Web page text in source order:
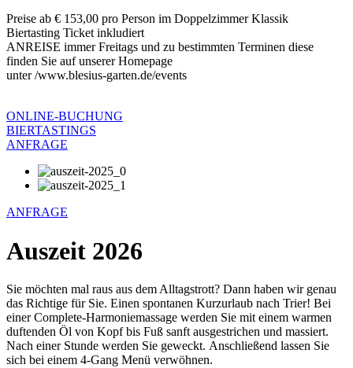
Preise ab € 153,00 pro Person im Doppelzimmer Klassik
Biertasting Ticket inkludiert
ANREISE immer Freitags und zu bestimmten Terminen diese
finden Sie auf unserer Homepage
unter /www.blesius-garten.de/events
ONLINE-BUCHUNG
BIERTASTINGS
ANFRAGE
ANFRAGE
Auszeit 2026
Sie möchten mal raus aus dem Alltagstrott? Dann haben wir genau
das Richtige für Sie. Einen spontanen Kurzurlaub nach Trier! Bei
einer Complete-Harmoniemassage werden Sie mit einem warmen
duftenden Öl von Kopf bis Fuß sanft ausgestrichen und massiert.
Nach einer Stunde werden Sie geweckt. Anschließend lassen Sie
sich bei einem 4-Gang Menü verwöhnen.